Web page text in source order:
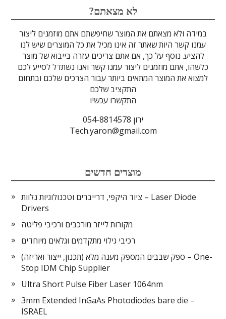
אופטיקה
אופטומכניקה ובקרת תנועה
סיבים אופטיים
מקורות אור
מוליכי אור
לדים
הדמיה ומצלמות
גלאים וחיישנים
מסננים אופטיים
לייזרים ומוצרי בטיחות לייזר
גבישים
ספקטרוסקופיה
אלקטרוניקה
מיגון קרינה
עדשות
מתקנים לרפואה
טרה-הרץ
מוצרי קוורץ
זכוכיות וציפויים
מוצרים אחרים
?לא מצאתם
במידה ולא מצאתם את המוצר שחיפשתם אתם מוזמנים ליצור
עמנו קשר היות שאתר זה אינו מכיל את כל המוצרים שיש לנו
להציע. נוסף על כך, אם אתם צריכים עזרה בייבוא של מוצר
כלשהו, אתם מוזמנים ליצור עמנו קשר ואנו נשתדל לסייע לכם
למצוא את המוצר המתאים ביותר עבור הצרכים שלכם ובתחום
התקציב שלכם
התקשרו עכשיו
ירון 054-8814578
Tech.yaron@gmail.com
מוצרים חדשים
ציוד היקפי, דרייברים וטכנולוגיות נלוות – Laser Diode
Drivers
מקורות לייזר מורכבים ורכיבי פליטה
רכיבי גילוי מתקדמים וגלאים מיוחדים
ספק שבבים המספק מענה מלא (תכנון, ייצור ואריזה) – One-
Stop IDM Chip Supplier
Ultra Short Pulse Fiber Laser 1064nm
3mm Extended InGaAs Photodiodes bare die –
ISRAEL